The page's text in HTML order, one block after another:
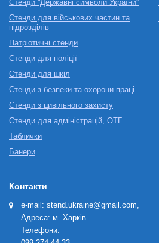
Стенди “Державні символи України”
Стенди для військових частин та
підрозділів
Патріотичні стенди
Стенди для поліції
Стенди для шкіл
Стенди з безпеки та охорони праці
Стенди з цивільного захисту
Стенди для адміністрацій, ОТГ
Таблички
Банери
Контакти
e-mail: stend.ukraine@gmail.com,
Адреса: м. Харків
Телефони: